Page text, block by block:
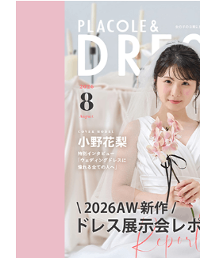
内容：特典金額・条件
一番お得？」「プラコ
解決します。 まずは
ング診断」か